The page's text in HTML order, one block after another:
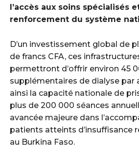
l’accès aux soins spécialisés
renforcement du système
D’un investissement global de
de francs CFA, ces
permettront d’offrir environ 45
supplémentaires de dialyse par
ainsi la capacité nationale de
plus de 200 000 séances
avancée majeure dans
patients atteints d’insuffisance
au Burkina Faso.